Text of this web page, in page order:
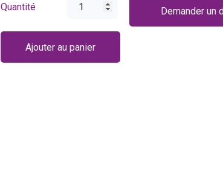
Quantité
Ajouter au panier
Demander un